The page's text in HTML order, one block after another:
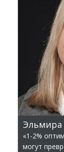
Эльмира
«1-2%
могут